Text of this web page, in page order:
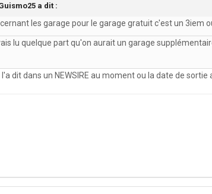
a dit :
les garage pour le garage gratuit c'est un 3iem
lu quelque part qu'on aurait un garage
dit dans un NEWSIRE au moment ou la date de sortie